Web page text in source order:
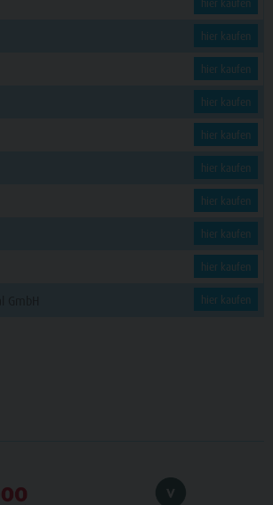
hier kaufen
hier kaufen
hier kaufen
hier kaufen
hier kaufen
hier kaufen
hier kaufen
hier kaufen
hier kaufen
hier kaufen